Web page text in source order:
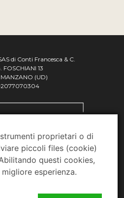
di Conti Francesca & C.
FOSCHIANI 13
(UD)
byInterlaced
proprietari o di
piccoli files (cookie)
questi cookies,
esperienza.